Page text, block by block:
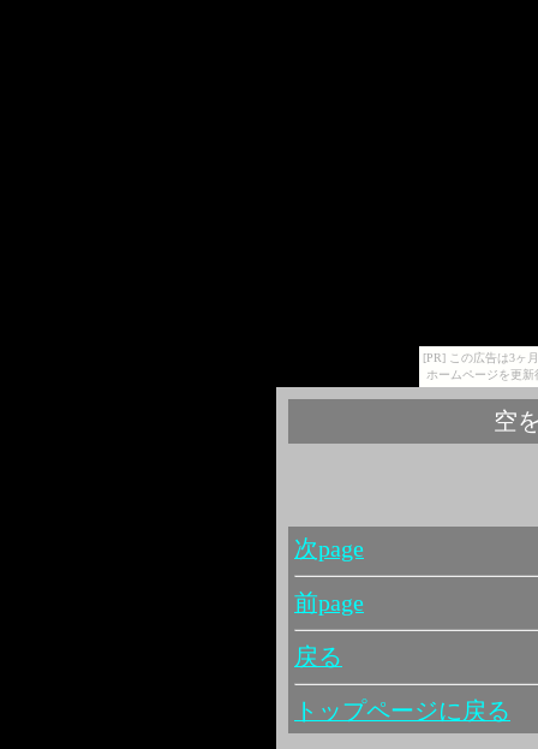
[PR] この広告は3ヶ
ホームページを更
空
次page
前page
戻る
トップページに戻る